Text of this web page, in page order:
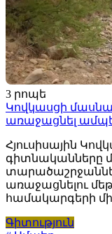
3 րոպե
Կովկասցի
առաջացնել
Հյուսիսային
գիտնականները
առաջացնելու
համակարգերի
Գիտություն